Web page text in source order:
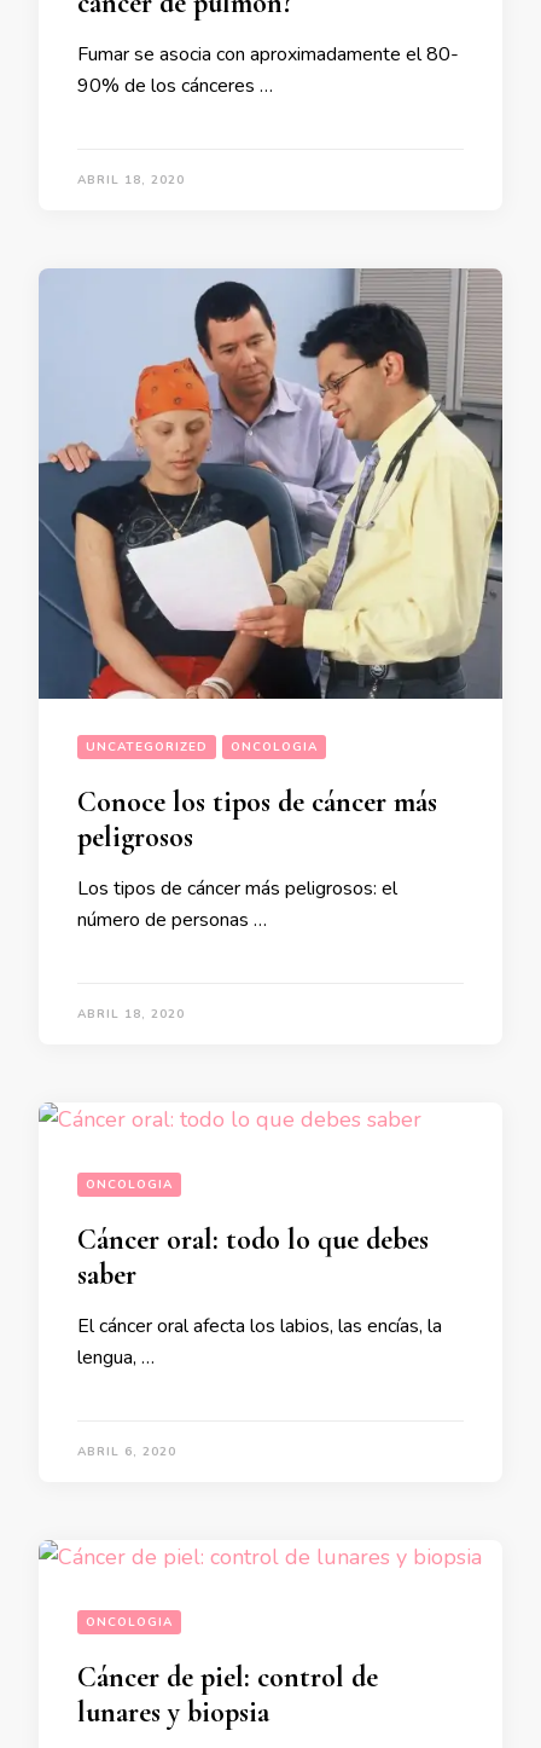
Fumar se asocia con aproximadamente el 80-
90% de los cánceres …
ABRIL 18, 2020
UNCATEGORIZED ONCOLOGIA
Conoce los tipos de cáncer más
peligrosos
Los tipos de cáncer más peligrosos: el
número de personas …
ABRIL 18, 2020
ONCOLOGIA
Cáncer oral: todo lo que debes
saber
El cáncer oral afecta los labios, las encías, la
lengua, …
ABRIL 6, 2020
ONCOLOGIA
Cáncer de piel: control de
lunares y biopsia